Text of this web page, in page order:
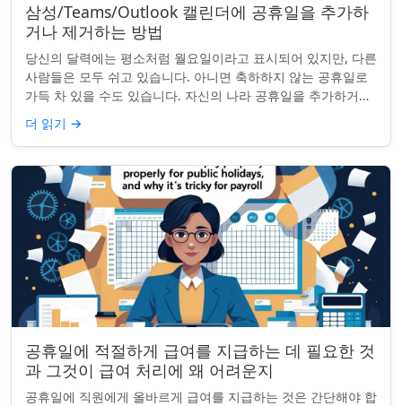
삼성/Teams/Outlook 캘린더에 공휴일을 추가하
거나 제거하는 방법
당신의 달력에는 평소처럼 월요일이라고 표시되어 있지만, 다른
사람들은 모두 쉬고 있습니다. 아니면 축하하지 않는 공휴일로
가득 차 있을 수도 있습니다. 자신의 나라 공휴일을 추가하거나
원하지 않는 공휴일을 정리하려는...
더 읽기 →
공휴일에 적절하게 급여를 지급하는 데 필요한 것
과 그것이 급여 처리에 왜 어려운지
공휴일에 직원에게 올바르게 급여를 지급하는 것은 간단해야 합